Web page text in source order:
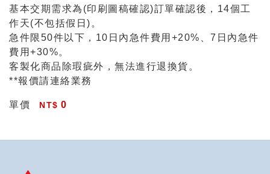
基本交期需求為(印刷圖稿確認)訂單確認後，14個工
作天(不包括假日)。
急件限50件以下，10日內急件費用+20%、7日內急件
費用+30%。
客製化商品除瑕疵外，無法進行退換貨。
**報價請連絡業務
單價 0